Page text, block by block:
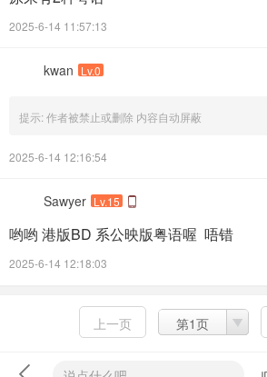
益。
本檔案的提供純為試看或試聽用途，
版。
責。
最近访问
头像模式
2025-6-14 11:57:13
kwan Lv.0
提示: 作者被禁止或删除 内容自动屏蔽
2025-6-14 12:16:54
Sawyer Lv.15
哟哟 港版BD 系公映版粤语喔 唔错
2025-6-14 12:18:03
上一页 第1页